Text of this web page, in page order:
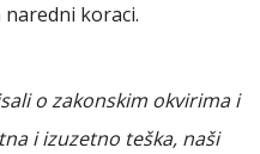
koraci.
o zakonskim okvirima i
i izuzetno teška, naši